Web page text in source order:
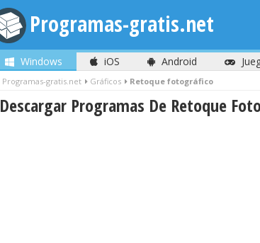
Programas-gratis.net
Windows iOS Android
Programas-gratis.net Gráficos Retoque fotográfico
Descargar Programas De Retoque